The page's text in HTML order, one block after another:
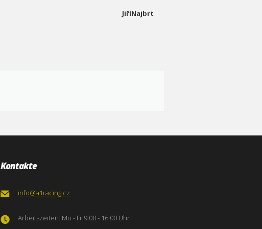
JiříNajbrt
Kontakte
info@a1racing.cz
Arbeitszeiten: Mo - Fr 9:00 - 16:00 Uhr